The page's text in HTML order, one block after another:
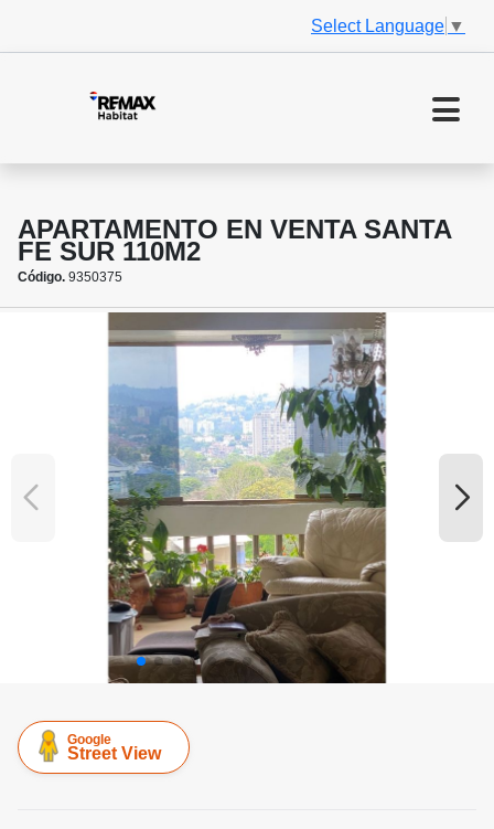
Select Language ▼
APARTAMENTO EN VENTA SANTA
FE SUR 110M2
Código. 9350375
Google
Street View